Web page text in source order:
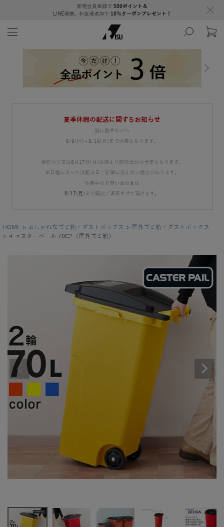
新規会員登録で 500ポイント＆
LINE連携、お友達追加で 10％クーポンプレゼント！
夏季休暇の配送に関するお知らせ
誠に勝手ながら
8/9(日) - 8/16(日)まで休業となります。
現在の注文は8月17日(月)以降より順次出荷の予定となります。
※日程によっては配送日ご希望に沿えない場合があります。
休業中のお問い合わせは
8/17(月) より順次ご返答させて頂きます。
HOME おしゃれなゴミ箱・ダストボックス
屋外ゴミ箱・ダストボックス
キャスターペール 70C2（屋外ゴミ箱）